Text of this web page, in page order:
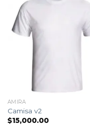
AMIRA
Camisa v2
$15,000.00